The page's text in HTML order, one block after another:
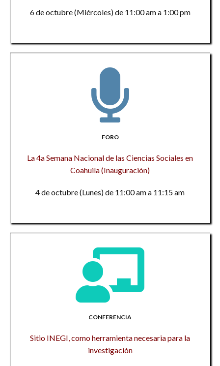
6 de octubre (Miércoles) de 11:00 am a 1:00 pm
FORO
La 4a Semana Nacional de las Ciencias Sociales en
Coahuila (Inauguración)
4 de octubre (Lunes) de 11:00 am a 11:15 am
CONFERENCIA
Sitio INEGI, como herramienta necesaria para la
investigación